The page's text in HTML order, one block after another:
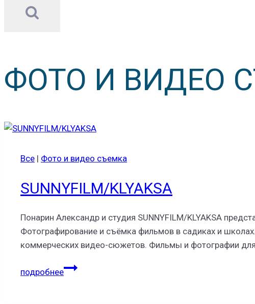
ФОТО И ВИДЕО
Все | Фото и видео съемка
SUNNYFILM/KLYAKSA
Понарин Александр и студия SUNNYFILM/KLYAKSA
Фотографирование и съёмка фильмов в садиках и
коммерческих видео-сюжетов. Фильмы и фотографии
подробнееSUNNYFILM/KLYAKSA